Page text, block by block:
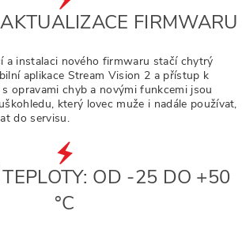
FIRMWARU
a instalaci nového firmwaru stačí chytrý
aplikace Stream Vision 2 a přístup k
opravami chyb a novými funkcemi jsou
který lovec muže i nadále používat,
do servisu.
OD -25 DO +50
°C